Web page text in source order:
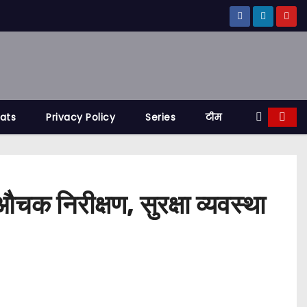
Privacy Policy Series टीम
निरीक्षण, सुरक्षा व्यवस्था